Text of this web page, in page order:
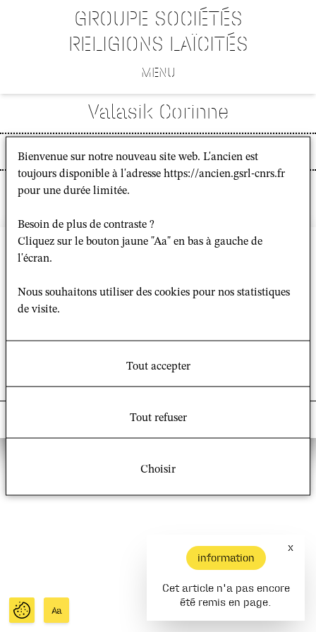
GROUPE SOCIÉTÉS
RELIGIONS LAÏCITÉS
MENU
Valasik Corinne
Enseignant-chercheur autre
x
information
Cet article n'a pas encore
été remis en page.
Bienvenue sur notre nouveau site web. L'ancien est
toujours disponible à l'adresse https://ancien.gsrl-cnrs.fr
pour une durée limitée.
Besoin de plus de contraste ?
Cliquez sur le bouton jaune "Aa" en bas à gauche de
l'écran.
Nous souhaitons utiliser des cookies pour nos statistiques
de visite.
Tout accepter
Tout refuser
Choisir
Aa
Bâtiment Recherche Nord
Crédits et mentions légales
Nous rejoindre sur :
© 2021 – UMR 8582 Groupe Sociétés, Religions,
Laïcités (GSRL)